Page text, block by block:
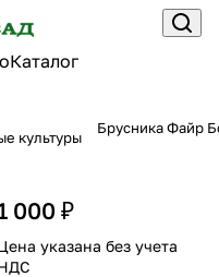
Каталог
культуры
Брусника Файр
000 ₽
указана без учета